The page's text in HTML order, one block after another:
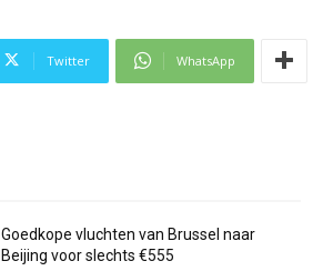
Twitter WhatsApp
Goedkope vluchten van Brussel naar
Beijing voor slechts €555